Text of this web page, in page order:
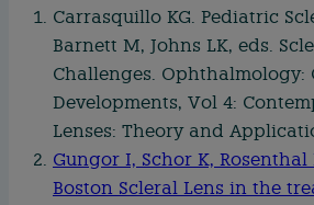
Carrasquillo KG. Pediatric
Barnett M, Johns LK, eds.
Challenges. Ophthalmology:
Developments, Vol 4:
Lenses: Theory and
Gungor I, Schor K, Rosenthal
Boston Scleral Lens in the